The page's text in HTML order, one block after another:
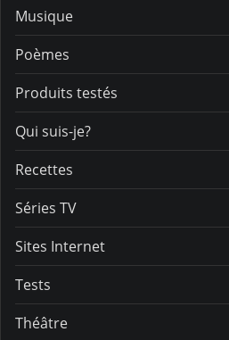
Musique
Poèmes
Produits testés
Qui suis-je?
Recettes
Séries TV
Sites Internet
Tests
Théâtre